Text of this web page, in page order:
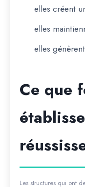
elles créent
elles
elles
Ce que
Les structures qui ont